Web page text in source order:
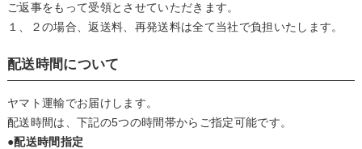
ご返事をもって受領とさせていただきます。
１、２の場合、返送料、再発送料は全て当社で負担いたします。
配送時間について
ヤマト運輸でお届けします。
配送時間は、下記の5つの時間帯からご指定可能です。
●配送時間指定